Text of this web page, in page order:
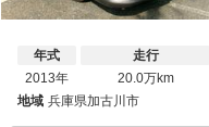
年式
2013年
走行
20.0万km
地域 兵庫県加古川市